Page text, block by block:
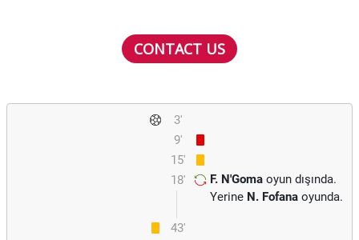
CONTACT US
3'
9'
15'
18'
F. N'Goma oyun dışında.
Yerine N. Fofana oyunda.
43'